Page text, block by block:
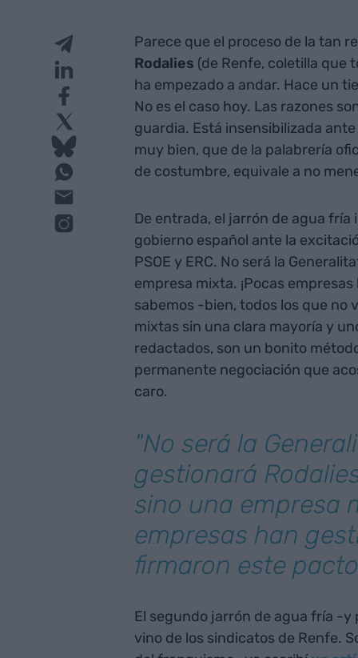
Parece que el proceso de la tan
Rodalies (de Renfe, coletilla que
ha empezado a andar. Hace un
No es el caso hoy. Las razones
guardia. Está insensibilizada
muy bien, que de la palabrería
de costumbre, equivale a no
De entrada, el jarrón de agua
gobierno español ante la
PSOE y ERC. No será la
empresa mixta. ¡Pocas
sabemos -bien, todos los que no
mixtas sin una clara mayoría y
redactados, son un bonito
permanente negociación que
caro.
"No será la
gestionará
sino una empresa
empresas han
firmaron este
El segundo jarrón de agua fría -
vino de los sindicatos de Renfe.